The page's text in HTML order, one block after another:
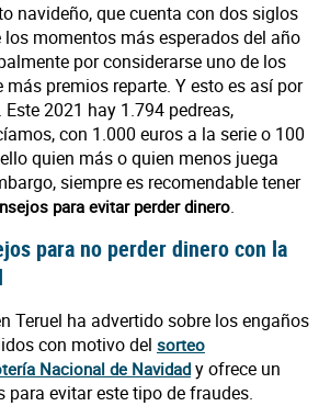
navideño, que cuenta con dos siglos
los momentos más esperados del año
por considerarse uno de los
premios reparte. Y esto es así por
Este 2021 hay 1.794 pedreas,
con 1.000 euros a la serie o 100
quien más o quien menos juega
siempre es recomendable tener
para evitar perder dinero.
para no perder dinero con la
Teruel ha advertido sobre los engaños
con motivo del sorteo
Nacional de Navidady ofrece un
para evitar este tipo de fraudes.